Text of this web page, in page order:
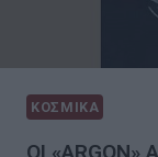
ΚΟΣΜΙΚΑ